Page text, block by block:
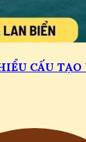
CẤU TẠO